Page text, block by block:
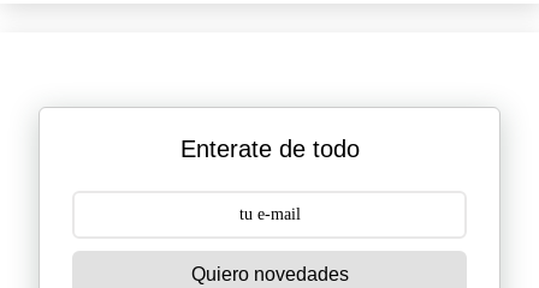
Enterate de todo
Quiero novedades